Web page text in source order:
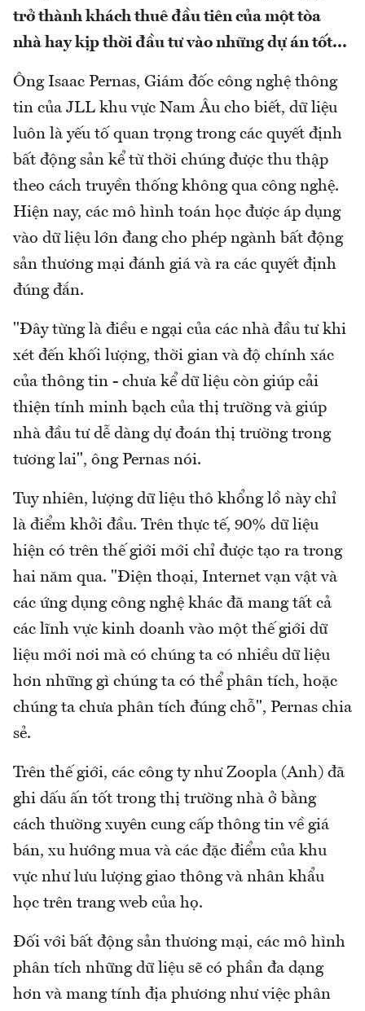
trở thành khách thuê đầu tiên của một tòa
nhà hay kịp thời đầu tư vào những dự án tốt...
Ông Isaac Pernas, Giám đốc công nghệ thông
tin của JLL khu vực Nam Âu cho biết, dữ liệu
luôn là yếu tố quan trọng trong các quyết định
bất động sản kể từ thời chúng được thu thập
theo cách truyền thống không qua công nghệ.
Hiện nay, các mô hình toán học được áp dụng
vào dữ liệu lớn đang cho phép ngành bất động
sản thương mại đánh giá và ra các quyết định
đúng đắn.
"Đây từng là điều e ngại của các nhà đầu tư khi
xét đến khối lượng, thời gian và độ chính xác
của thông tin - chưa kể dữ liệu còn giúp cải
thiện tính minh bạch của thị trường và giúp
nhà đầu tư dễ dàng dự đoán thị trường trong
tương lai", ông Pernas nói.
Tuy nhiên, lượng dữ liệu thô khổng lồ này chỉ
là điểm khởi đầu. Trên thực tế, 90% dữ liệu
hiện có trên thế giới mới chỉ được tạo ra trong
hai năm qua. "Điện thoại, Internet vạn vật và
các ứng dụng công nghệ khác đã mang tất cả
các lĩnh vực kinh doanh vào một thế giới dữ
liệu mới nơi mà có chúng ta có nhiều dữ liệu
hơn những gì chúng ta có thể phân tích, hoặc
chúng ta chưa phân tích đúng chỗ", Pernas chia
sẻ.
Trên thế giới, các công ty như Zoopla (Anh) đã
ghi dấu ấn tốt trong thị trường nhà ở bằng
cách thường xuyên cung cấp thông tin về giá
bán, xu hướng mua và các đặc điểm của khu
vực như lưu lượng giao thông và nhân khẩu
học trên trang web của họ.
Đối với bất động sản thương mại, các mô hình
phân tích những dữ liệu sẽ có phần đa dạng
hơn và mang tính địa phương như việc phân